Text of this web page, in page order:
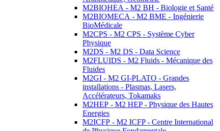
M2BIOHEA - M2 BH - Biologie et Santé
M2BIOMECA - M2 BME - Ingénierie
BioMédicale
M2CPS - M2 CPS - Système Cyber
Physique
M2DS - M2 DS - Data Science
M2FLUIDS - M2 Fluids - Mécanique des
Fluides
M2GI - M2 GI-PLATO - Grandes
installations - Plasmas, Lasers,
Accélérateurs, Tokamaks
M2HEP - M2 HEP - Physique des Hautes
Energies
M2ICFP - M2 ICFP - Centre International